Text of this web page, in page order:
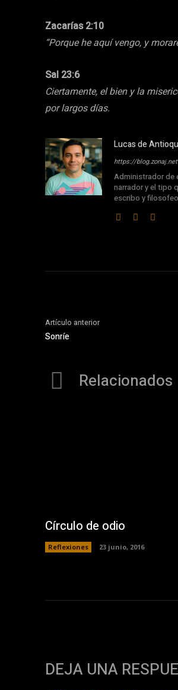
Zacarías 2:10
“Porque he aquí vengo, y
Sal 23:6
Ciertamente, el bien y la
por largos días.
Lucas de
https://blog.zonaj.net
Administrador de
narrador y el tipo
escribo y
Artículo anterior
Sonríe
Relacionados
Círculo de odio
Reflexiones 23 junio, 2016
DEJA UNA